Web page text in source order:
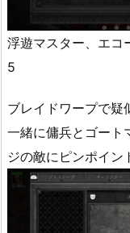
浮遊マスター、エコ
5
ブレイドワープで疑
一緒に傭兵とゴート
ジの敵にピンポイン